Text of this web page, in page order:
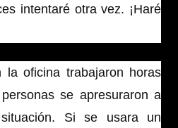
intentaré otra vez. ¡Haré
la oficina trabajaron horas
se apresuraron a
Si se usara un